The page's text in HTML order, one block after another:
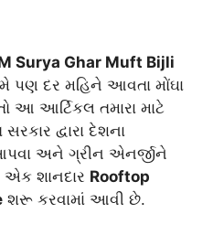
Surya Ghar Muft Bijli
પણ દર મહિને આવતા મોંઘા
આ આર્ટિકલ તમારા માટે
દ્વારા દેશના
અને ગ્રીન એનર્જીને
શાનદાર Rooftop
શરૂ કરવામાં આવી છે.